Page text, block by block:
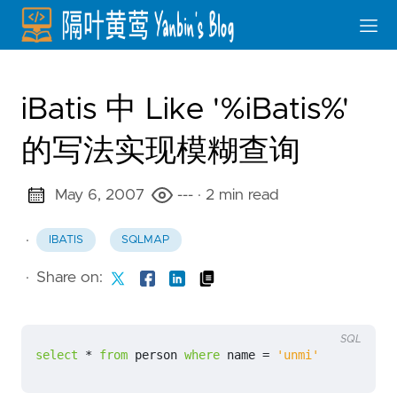
iBatis 中 Like '%iBatis%'
的写法实现模糊查询
May 6, 2007 --- · 2 min read
· IBATIS SQLMAP
· Share on:
select * from person where name = 'unmi'
SQL